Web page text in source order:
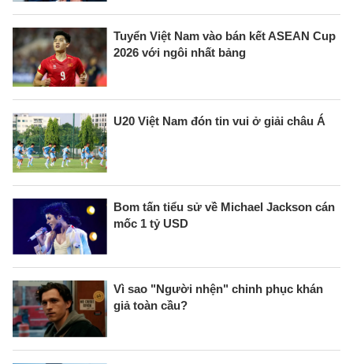
Tuyển Việt Nam vào bán kết ASEAN Cup
2026 với ngôi nhất bảng
U20 Việt Nam đón tin vui ở giải châu Á
Bom tấn tiểu sử về Michael Jackson cán
mốc 1 tỷ USD
Vì sao "Người nhện" chinh phục khán
giả toàn cầu?